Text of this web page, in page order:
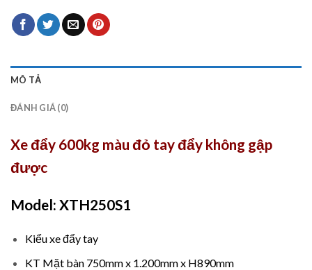
MÔ TẢ
ĐÁNH GIÁ (0)
Xe đẩy 600kg màu đỏ tay đẩy không gập
được
Model: XTH250S1
Kiểu xe đẩy tay
KT Mặt bàn 750mm x 1.200mm x H890mm